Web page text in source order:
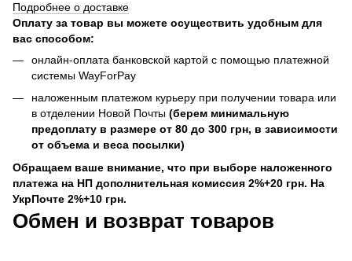
Подробнее о доставке
Оплату за товар вы можете осуществить удобным для
вас способом:
онлайн-оплата банковской картой с помощью платежной
системы WayForPay
наложенным платежом курьеру при получении товара или
в отделении Новой Почты (берем минимальную
предоплату в размере от 80 до 300 грн, в зависимости
от объема и веса посылки)
Обращаем ваше внимание, что при выборе наложенного
платежа на НП дополнительная комиссия 2%+20 грн. На
УкрПочте 2%+10 грн.
Обмен и возврат товаров